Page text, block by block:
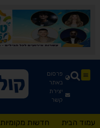
פרסום
באתר
יצירת
קשר
עמוד הבית חדשות מקומיות